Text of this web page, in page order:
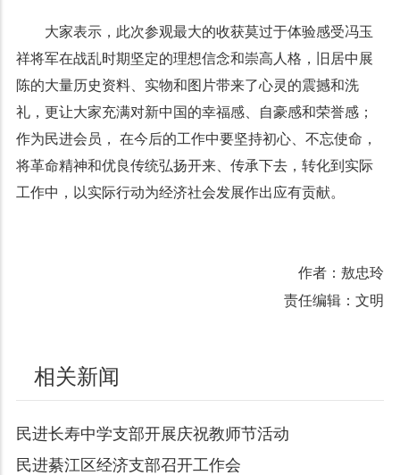
大家表示，此次参观最大的收获莫过于体验感受冯玉
祥将军在战乱时期坚定的理想信念和崇高人格，旧居中展
陈的大量历史资料、实物和图片带来了心灵的震撼和洗
礼，更让大家充满对新中国的幸福感、自豪感和荣誉感；
作为民进会员， 在今后的工作中要坚持初心、不忘使命，
将革命精神和优良传统弘扬开来、传承下去，转化到实际
工作中，以实际行动为经济社会发展作出应有贡献。
作者：敖忠玲
责任编辑：文明
相关新闻
民进长寿中学支部开展庆祝教师节活动
民进綦江区经济支部召开工作会